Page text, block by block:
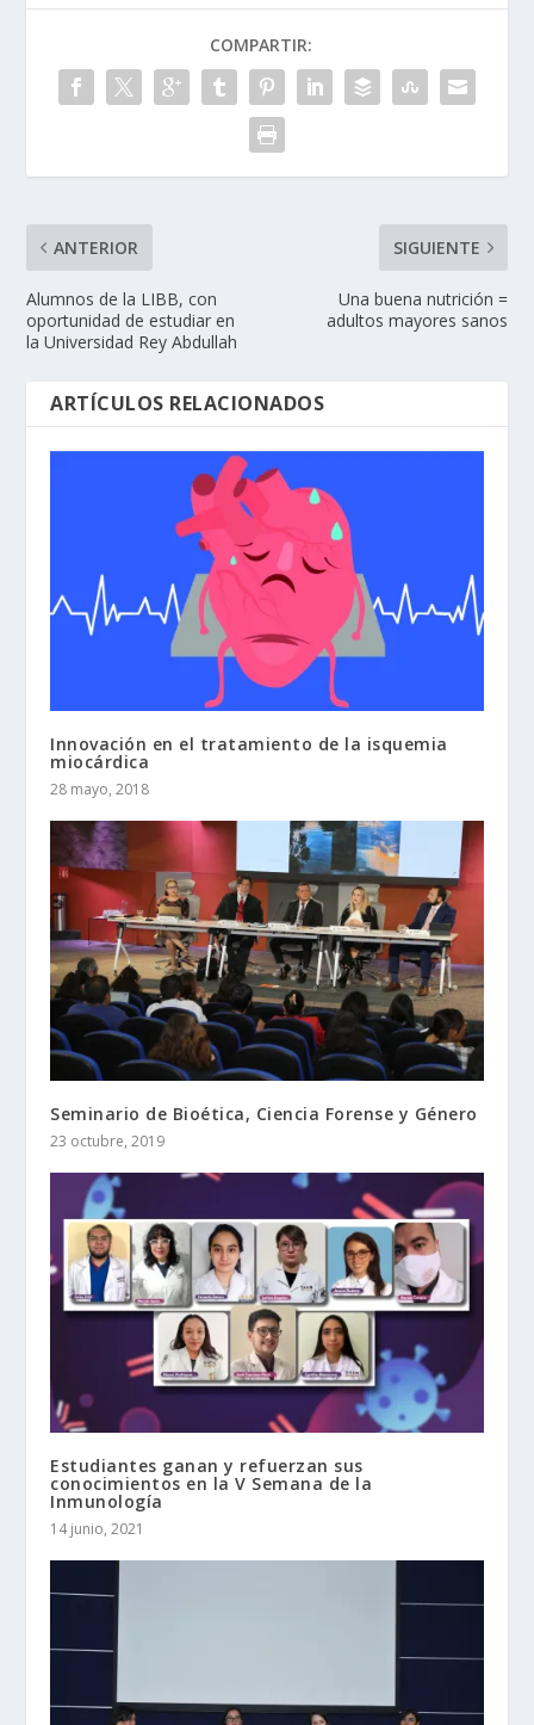
COMPARTIR:
ANTERIOR
Alumnos de la LIBB, con
oportunidad de estudiar en
la Universidad Rey Abdullah
SIGUIENTE
Una buena nutrición =
adultos mayores sanos
ARTÍCULOS RELACIONADOS
Innovación en el tratamiento de la isquemia
miocárdica
28 mayo, 2018
Seminario de Bioética, Ciencia Forense y Género
23 octubre, 2019
Estudiantes ganan y refuerzan sus
conocimientos en la V Semana de la
Inmunología
14 junio, 2021